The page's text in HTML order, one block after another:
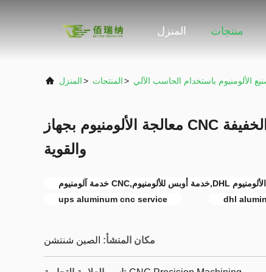
المنزل منتجات
المنزل> المنتجات> الألومنيوم باستخدام الحاسب الآلي
معالجة الألومنيوم بجهاز CNC الحل المثالي للمكونات الخفيفة
والقوية
ups aluminum cnc service
dhl
مكان المنشأ: الصين شنتشن